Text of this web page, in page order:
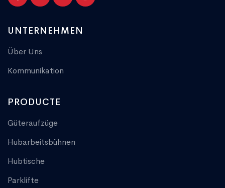
UNTERNEHMEN
Über Uns
Kommunikation
PRODUCTE
Güteraufzüge
Hubarbeitsbühnen
Hubtische
Parklifte